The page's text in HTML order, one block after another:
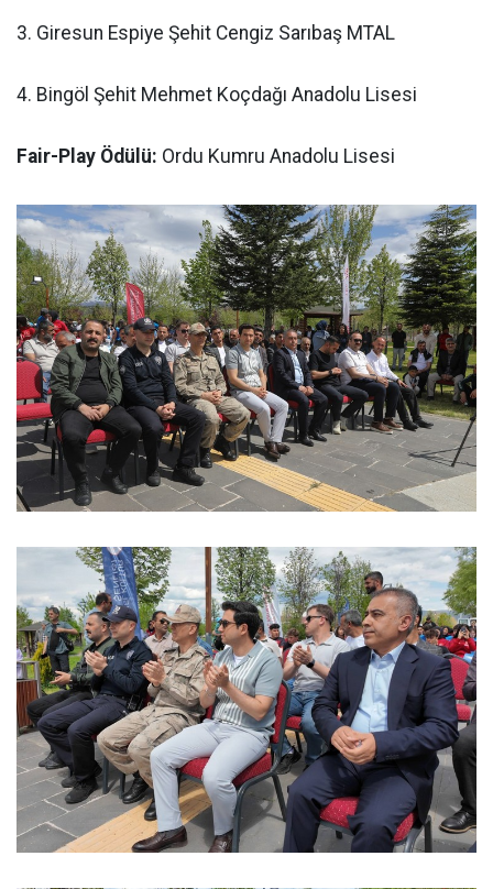
3. Giresun Espiye Şehit Cengiz Sarıbaş MTAL
4. Bingöl Şehit Mehmet Koçdağı Anadolu Lisesi
Fair-Play Ödülü: Ordu Kumru Anadolu Lisesi